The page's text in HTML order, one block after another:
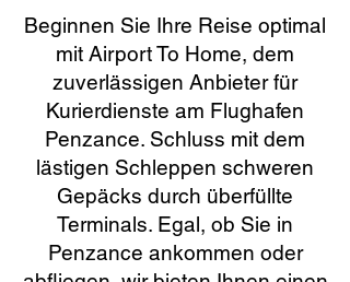
Beginnen Sie Ihre Reise optimal
mit Airport To Home, dem
zuverlässigen Anbieter für
Kurierdienste am Flughafen
Penzance. Schluss mit dem
lästigen Schleppen schweren
Gepäcks durch überfüllte
Terminals. Egal, ob Sie in
Penzance ankommen oder